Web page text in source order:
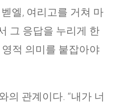
엘, 여리고를 거쳐 마
그 응답을 누리게 한
적 의미를 붙잡아야
의 관계이다. “내가 너